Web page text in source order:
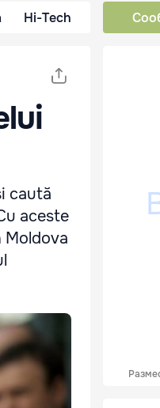
Hi-Tech
caută
aceste
Moldova